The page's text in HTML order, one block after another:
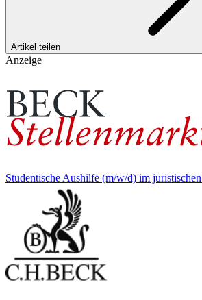
Artikel teilen
Anzeige
Studentische Aushilfe (m/w/d) im